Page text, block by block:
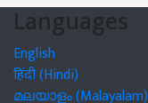
Languages
English
हिंदी (Hindi)
മലയാളം (Malayalam)